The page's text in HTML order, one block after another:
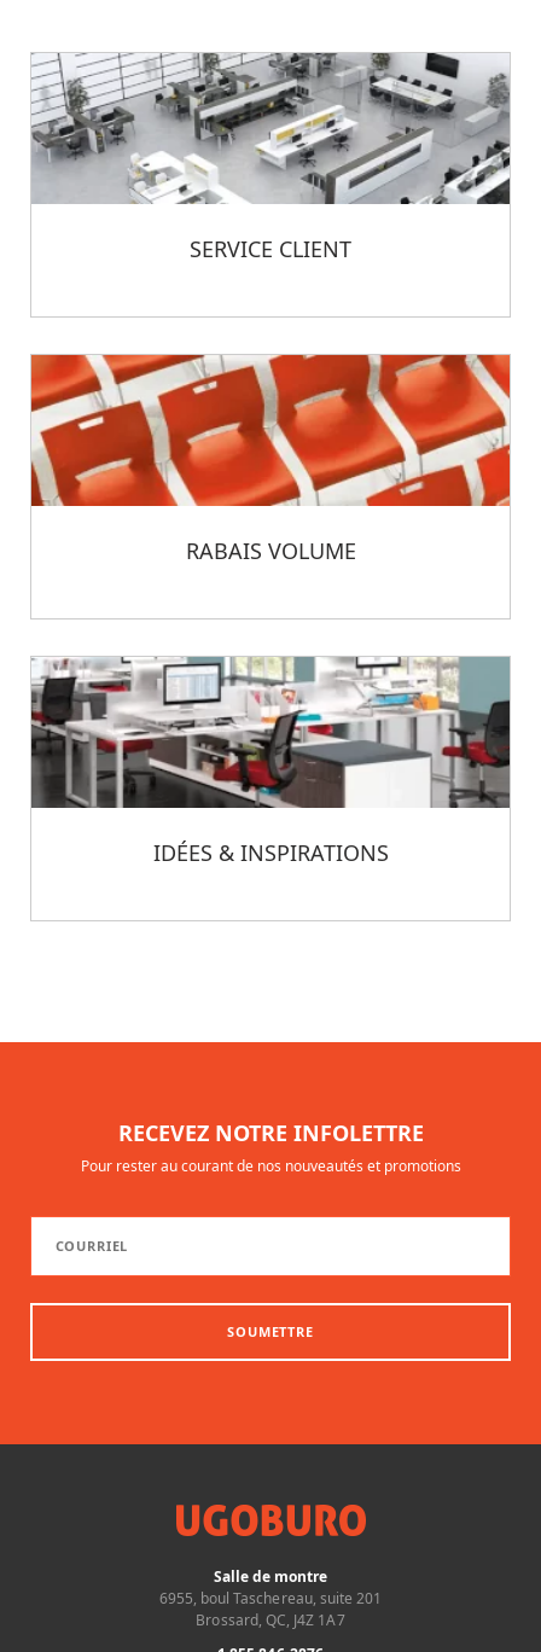
SERVICE CLIENT
RABAIS VOLUME
IDÉES & INSPIRATIONS
RECEVEZ NOTRE INFOLETTRE
Pour rester au courant de nos nouveautés et promotions
SOUMETTRE
Salle de montre
6955, boul Taschereau, suite 201
Brossard, QC, J4Z 1A7